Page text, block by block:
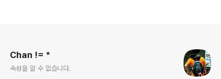
Chan != *
속성을 알 수 없습니다.